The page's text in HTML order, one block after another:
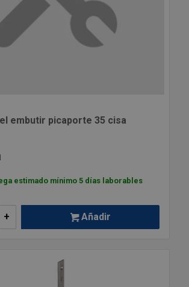
embutir picaporte 35 cisa
estimado mínimo 5 días laborables
+ Añadir